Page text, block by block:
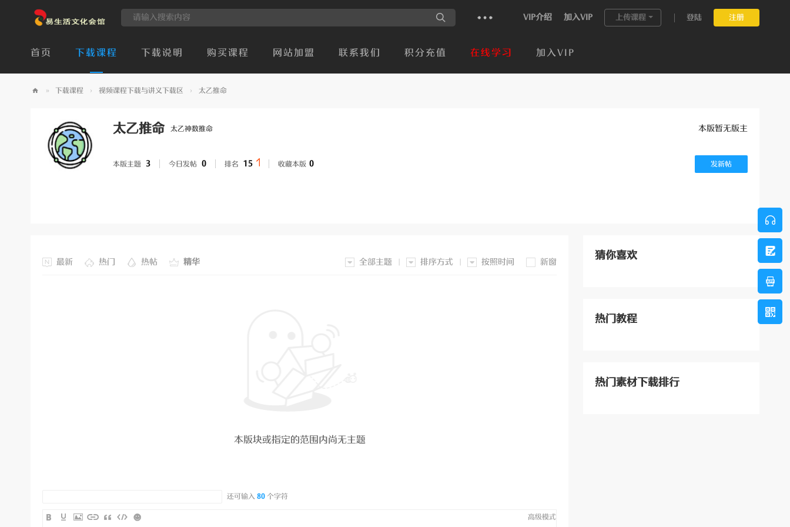
VIP介绍 加入VIP 上传课程 登陆 注册
首页 下载课程 下载说明 购买课程 网站加盟 联系我们 积分充值 在线学习 加入VIP
» 下载课程 › 视频课程下载与讲义下载区 › 太乙推命
太乙推命 太乙神数推命 本版暂无版主
本版主题 3 今日发帖 0 排名 15 收藏本版 0 发新帖
最新 热门 热帖 精华 新窗
全部主题 排序方式 按照时间
本版块或指定的范围内尚无主题
还可输入 80 个字符
高级模式
猜你喜欢
热门教程
热门素材下载排行